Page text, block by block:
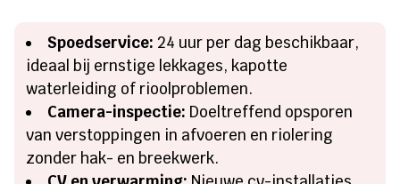
Spoedservice: 24 uur per dag beschikbaar,
ideaal bij ernstige lekkages, kapotte
waterleiding of rioolproblemen.
Camera-inspectie: Doeltreffend opsporen
van verstoppingen in afvoeren en riolering
zonder hak- en breekwerk.